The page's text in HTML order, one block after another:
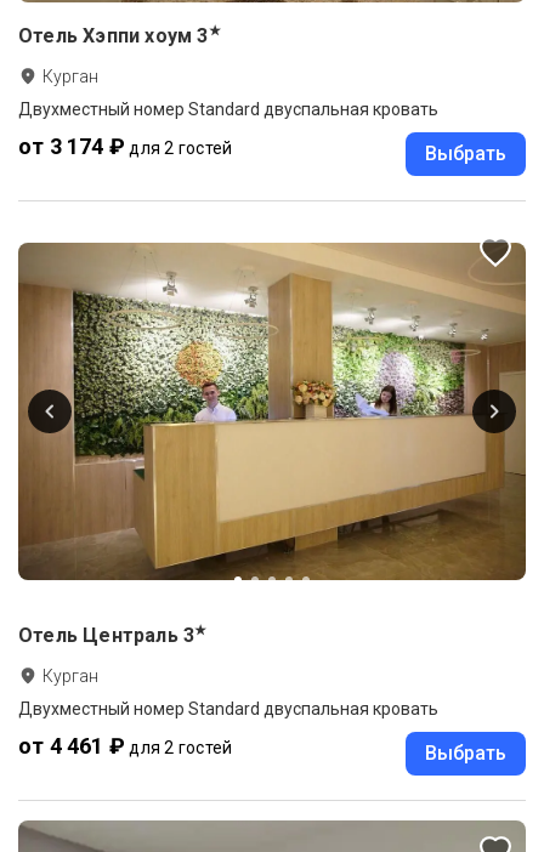
Отель Хэппи хоум 3★
Курган
Двухместный номер Standard двуспальная кровать
от 3 174 ₽ для 2 гостей Выбрать
Отель Централь 3★
Курган
Двухместный номер Standard двуспальная кровать
от 4 461 ₽ для 2 гостей Выбрать